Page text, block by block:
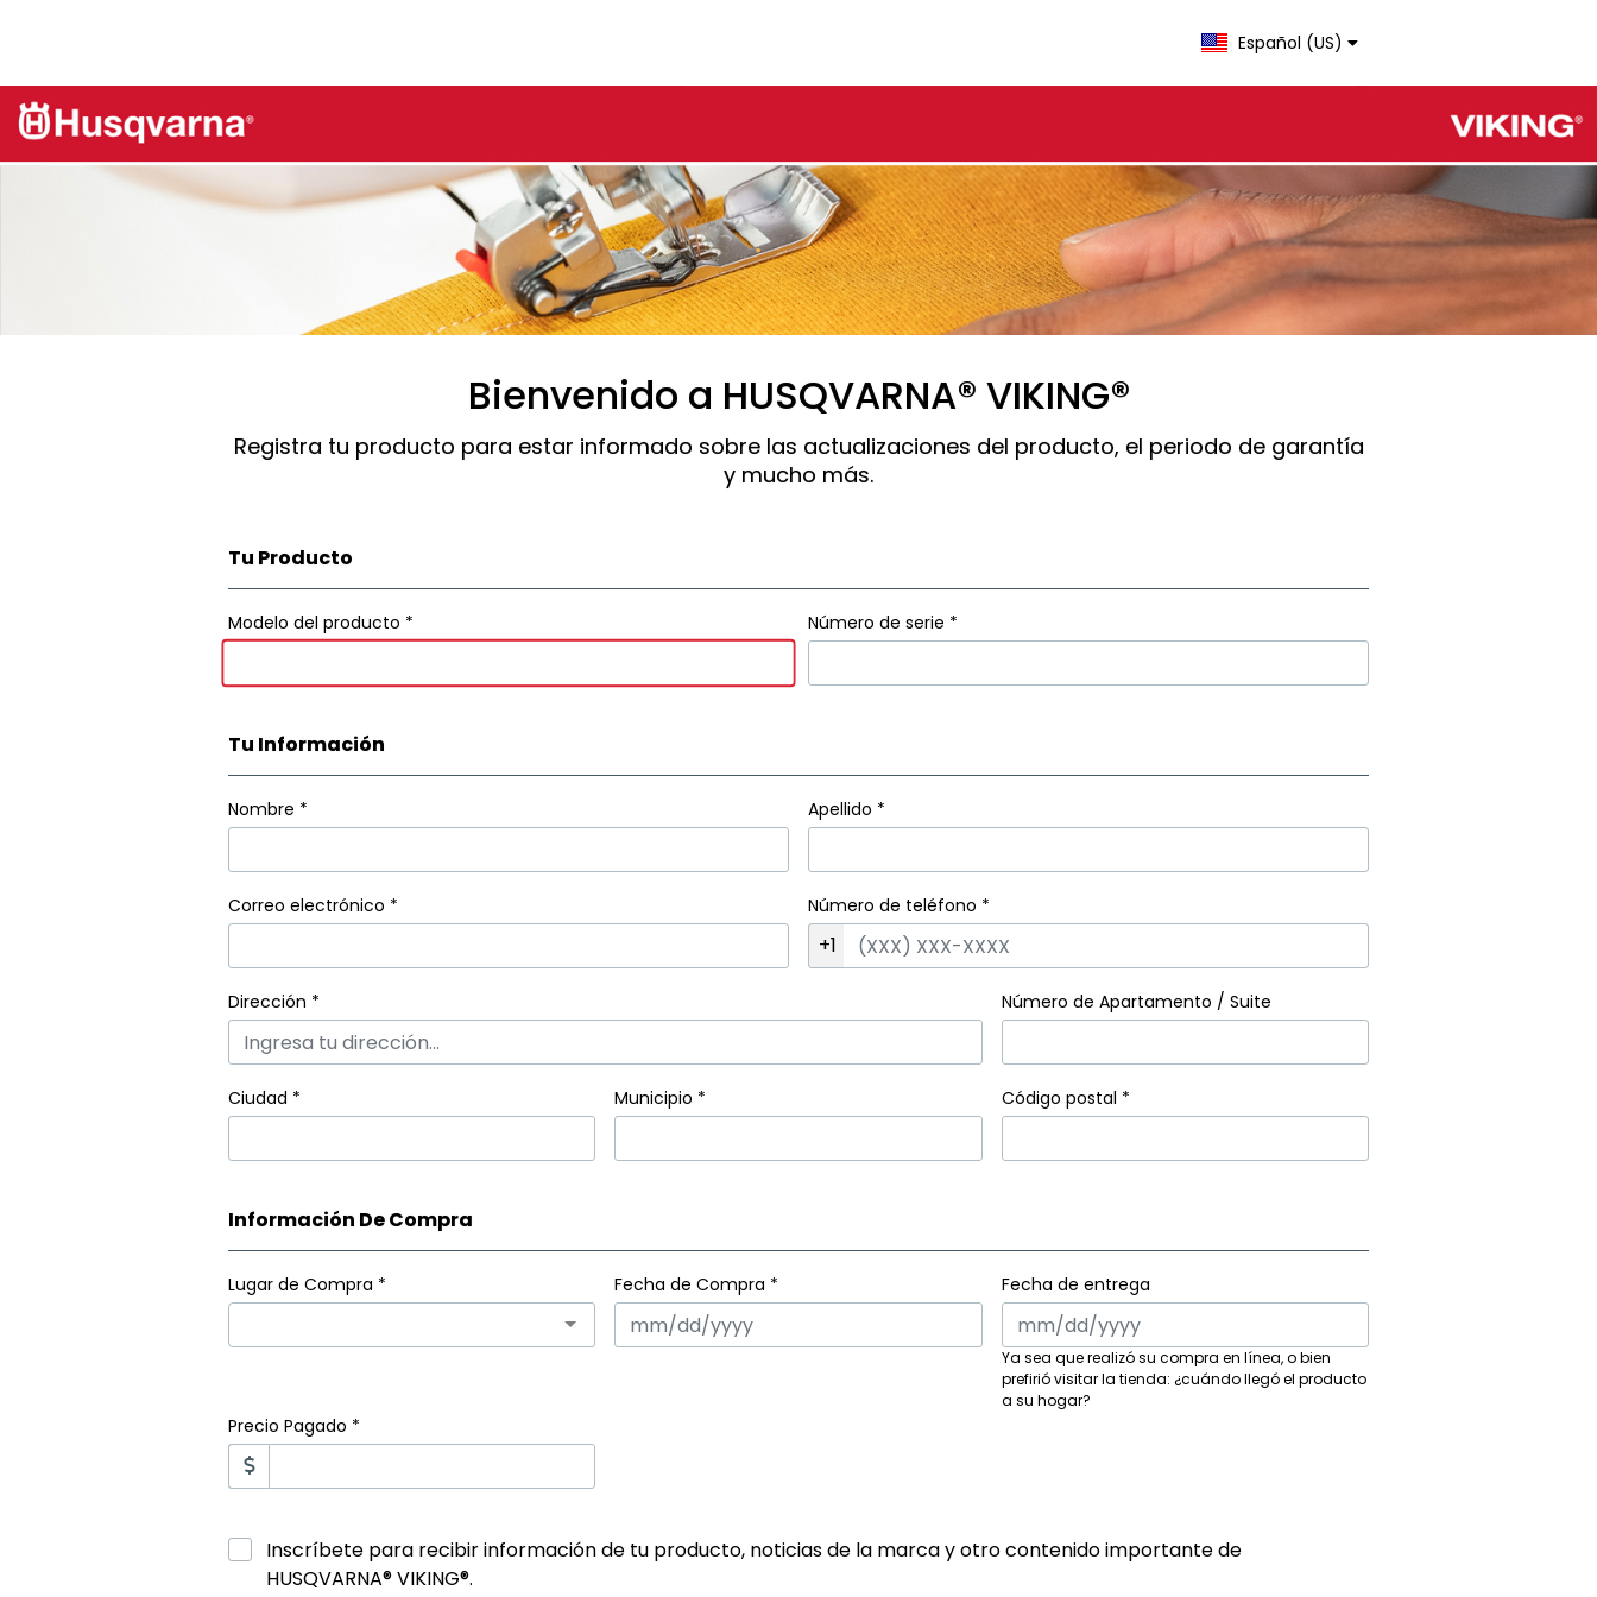
Change language
Español (US)
Bienvenido a HUSQVARNA® VIKING®
Registra tu producto para estar informado sobre las actualizaciones del producto, el periodo de garantía
y mucho más.
Registration Form
Tu Producto
Modelo del producto * Número de serie *
Tu Información
Nombre * Apellido *
Correo electrónico * Número de teléfono *
+1
Dirección * Número de Apartamento / Suite
Ciudad * Municipio * Código postal *
Información De Compra
Lugar de Compra * Fecha de Compra * Fecha de entrega
Ya sea que realizó su compra en línea, o bien
prefirió visitar la tienda: ¿cuándo llegó el producto
a su hogar?
Precio Pagado *
Inscríbete para recibir información de tu producto, noticias de la marca y otro contenido importante de
HUSQVARNA® VIKING®.